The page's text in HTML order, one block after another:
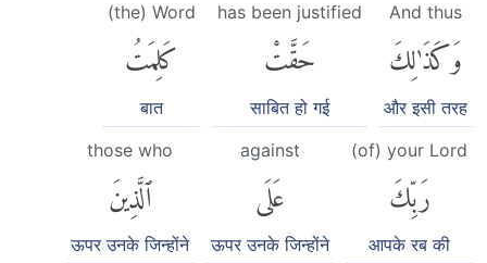
And thus
وَكَذَٰلِكَ
और इसी तरह
has been justified
حَقَّتْ
साबित हो गई
(the) Word
كَلِمَتُ
बात
(of) your Lord
رَبِّكَ
आपके रब की
against
عَلَى
ऊपर उनके जिन्होंने
those who
ٱلَّذِينَ
ऊपर उनके जिन्होंने